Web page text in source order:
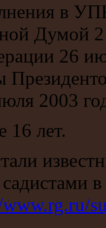
в
Думой
26
2003
16 лет.